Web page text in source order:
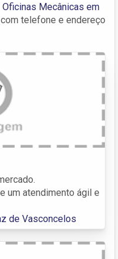
Oficinas Mecânicas em
telefone e endereço
um atendimento ágil e
de Vasconcelos